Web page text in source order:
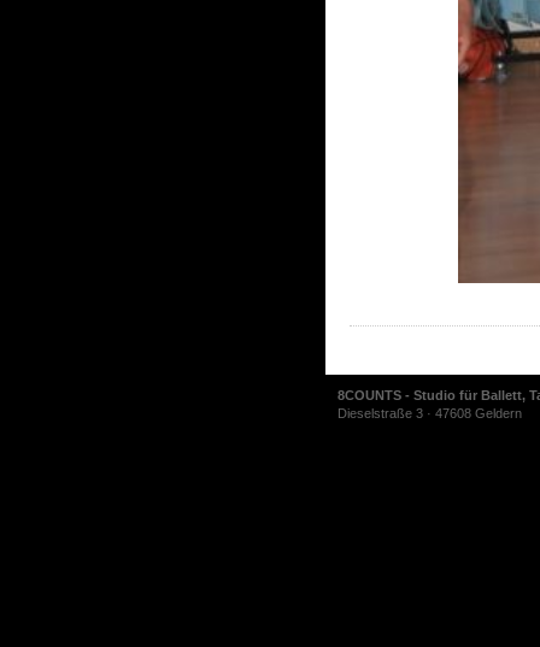
8COUNTS - Studio für Ballett,
Dieselstraße 3 · 47608 Geldern